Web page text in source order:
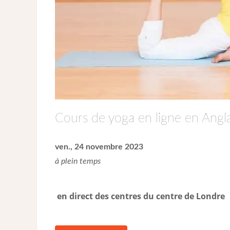
Cours de yoga en ligne en
ven., 24 novembre 2023
à plein temps
en direct des centres du centre de Londre